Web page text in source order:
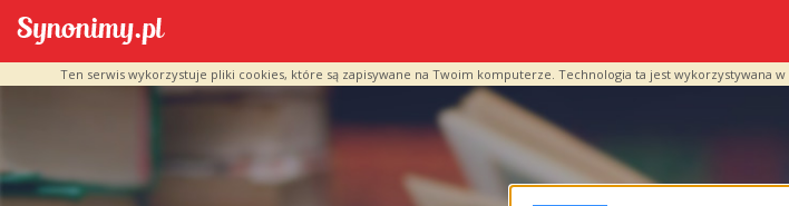
Ten serwis wykorzystuje pliki cookies, które są zapisywane na Twoim komputerze. Technologia ta jest wykorzystywana